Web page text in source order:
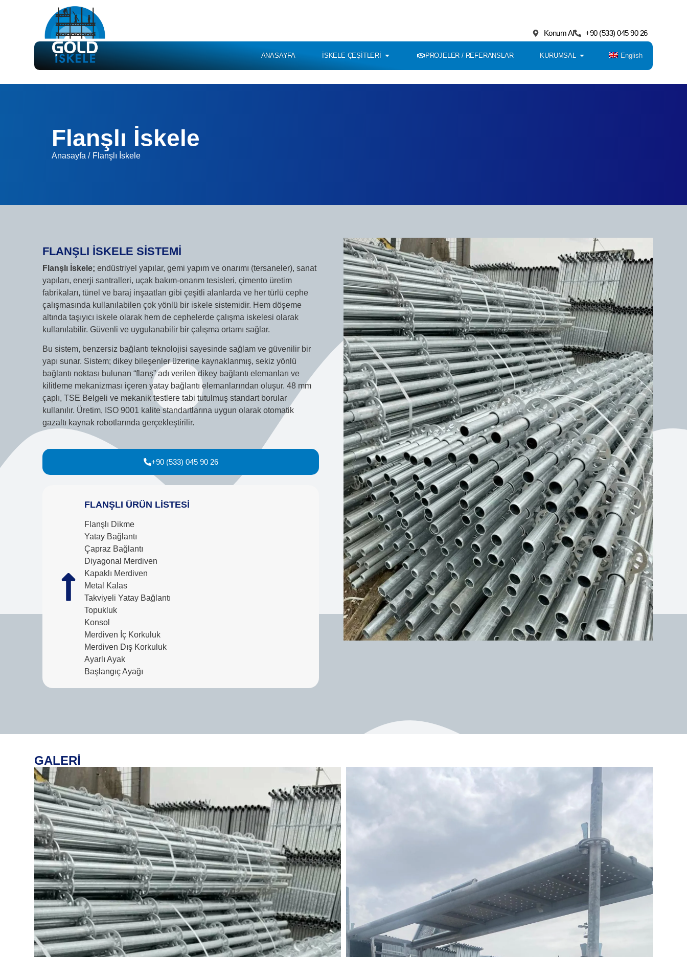
Konum Al +90 (533) 045 90 26
ANASAYFA İSKELE ÇEŞITLERI PROJELER / REFERANSLAR KURUMSAL English
Flanşlı İskele
Anasayfa / Flanşlı İskele
FLANŞLI İSKELE SİSTEMİ
Flanşlı İskele; endüstriyel yapılar, gemi yapım ve onarımı (tersaneler), sanat
yapıları, enerji santralleri, uçak bakım-onarım tesisleri, çimento üretim
fabrikaları, tünel ve baraj inşaatları gibi çeşitli alanlarda ve her türlü cephe
çalışmasında kullanılabilen çok yönlü bir iskele sistemidir. Hem döşeme
altında taşıyıcı iskele olarak hem de cephelerde çalışma iskelesi olarak
kullanılabilir. Güvenli ve uygulanabilir bir çalışma ortamı sağlar.
Bu sistem, benzersiz bağlantı teknolojisi sayesinde sağlam ve güvenilir bir
yapı sunar. Sistem; dikey bileşenler üzerine kaynaklanmış, sekiz yönlü
bağlantı noktası bulunan “flanş” adı verilen dikey bağlantı elemanları ve
kilitleme mekanizması içeren yatay bağlantı elemanlarından oluşur. 48 mm
çaplı, TSE Belgeli ve mekanik testlere tabi tutulmuş standart borular
kullanılır. Üretim, ISO 9001 kalite standartlarına uygun olarak otomatik
gazaltı kaynak robotlarında gerçekleştirilir.
+90 (533) 045 90 26
FLANŞLI ÜRÜN LİSTESİ
Flanşlı Dikme
Yatay Bağlantı
Çapraz Bağlantı
Diyagonal Merdiven
Kapaklı Merdiven
Metal Kalas
Takviyeli Yatay Bağlantı
Topukluk
Konsol
Merdiven İç Korkuluk
Merdiven Dış Korkuluk
Ayarlı Ayak
Başlangıç Ayağı
GALERİ